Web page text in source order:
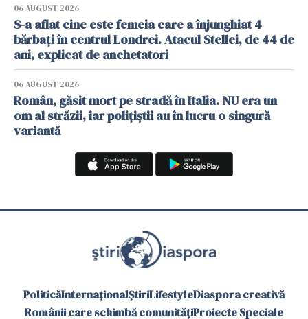
06 AUGUST 2026
S-a aflat cine este femeia care a înjunghiat 4
bărbați în centrul Londrei. Atacul Stellei, de 44 de
ani, explicat de anchetatori
06 AUGUST 2026
Român, găsit mort pe stradă în Italia. NU era un
om al străzii, iar polițiștii au în lucru o singură
variantă
PoliticăInternaționalȘtiriLifestyleDiaspora creativă
Românii care schimbă comunitățiProiecte Speciale